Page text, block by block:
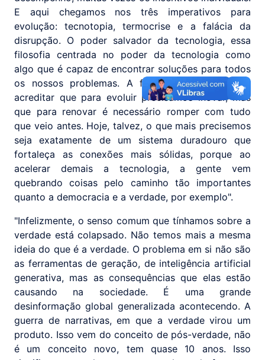
E aqui chegamos nos três imperativos para
evolução: tecnotopia, termocrise e a falácia da
disrupção. O poder salvador da tecnologia, essa
filosofia centrada no poder da tecnologia como
algo que é capaz de encontrar soluções para todos
os nossos problemas. A falácia da disrupção é
acreditar que para evoluir precisamos inovar, mas
que para renovar é necessário romper com tudo
que veio antes. Hoje, talvez, o que mais precisemos
seja exatamente de um sistema duradouro que
fortaleça as conexões mais sólidas, porque ao
acelerar demais a tecnologia, a gente vem
quebrando coisas pelo caminho tão importantes
quanto a democracia e a verdade, por exemplo".
"Infelizmente, o senso comum que tínhamos sobre a
verdade está colapsado. Não temos mais a mesma
ideia do que é a verdade. O problema em si não são
as ferramentas de geração, de inteligência artificial
generativa, mas as consequências que elas estão
causando na sociedade. É uma grande
desinformação global generalizada acontecendo. A
guerra de narrativas, em que a verdade virou um
produto. Isso vem do conceito de pós-verdade, não
é um conceito novo, tem quase 10 anos. Isso